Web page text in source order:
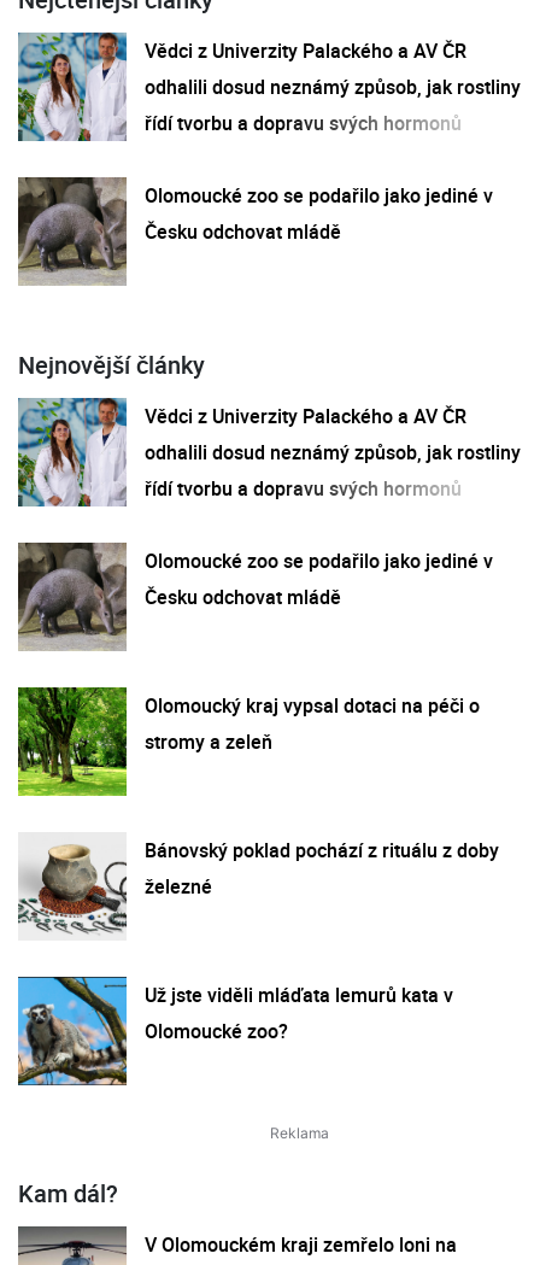
Vědci z Univerzity Palackého a AV ČR
odhalili dosud neznámý způsob, jak rostliny
řídí tvorbu a dopravu svých hormonů
Olomoucké zoo se podařilo jako jediné v
Česku odchovat mládě
Nejnovější články
Vědci z Univerzity Palackého a AV ČR
odhalili dosud neznámý způsob, jak rostliny
řídí tvorbu a dopravu svých hormonů
Olomoucké zoo se podařilo jako jediné v
Česku odchovat mládě
Olomoucký kraj vypsal dotaci na péči o
stromy a zeleň
Bánovský poklad pochází z rituálu z doby
železné
Už jste viděli mláďata lemurů kata v
Olomoucké zoo?
Kam dál?
V Olomouckém kraji zemřelo loni na